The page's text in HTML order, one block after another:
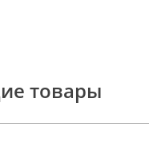
товары